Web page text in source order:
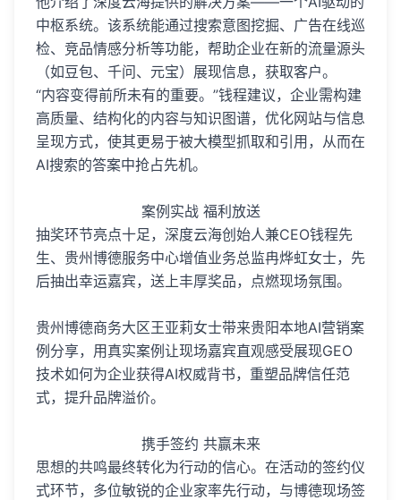
中枢系统。该系统能通过搜索意图挖掘、广告在线巡
检、竞品情感分析等功能，帮助企业在新的流量源头
（如豆包、千问、元宝）展现信息，获取客户。
“内容变得前所未有的重要。”钱程建议，企业需构建
高质量、结构化的内容与知识图谱，优化网站与信息
呈现方式，使其更易于被大模型抓取和引用，从而在
AI搜索的答案中抢占先机。
案例实战 福利放送
抽奖环节亮点十足，深度云海创始人兼CEO钱程先
生、贵州博德服务中心增值业务总监冉烨虹女士，先
后抽出幸运嘉宾，送上丰厚奖品，点燃现场氛围。
贵州博德商务大区王亚莉女士带来贵阳本地AI营销案
例分享，用真实案例让现场嘉宾直观感受展现GEO
技术如何为企业获得AI权威背书，重塑品牌信任范
式，提升品牌溢价。
携手签约 共赢未来
思想的共鸣最终转化为行动的信心。在活动的签约仪
式环节，多位敏锐的企业家率先行动，与博德现场签